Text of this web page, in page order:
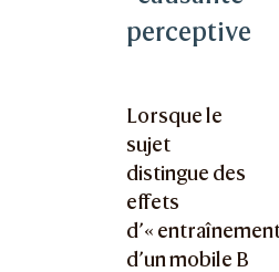
perceptive
Lorsque le
sujet
distingue des
effets
d’«
d’un mobile B